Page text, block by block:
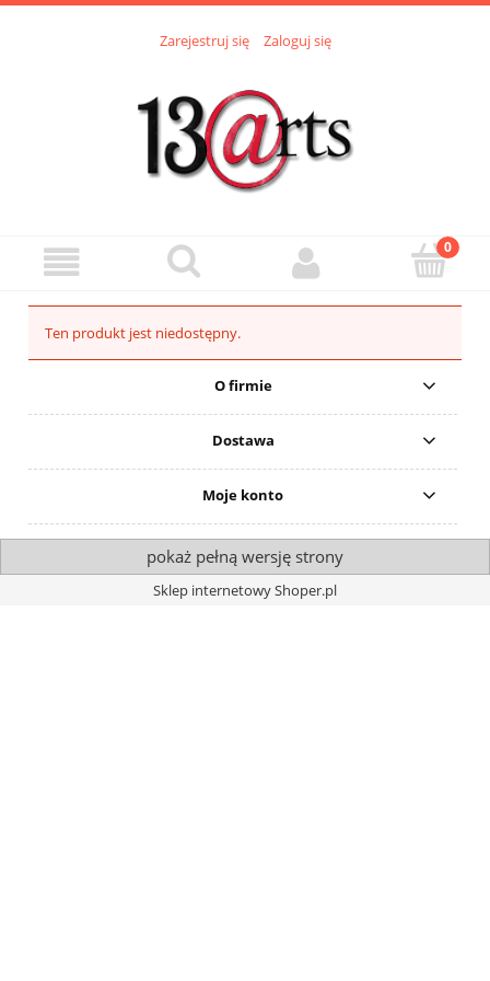
Zarejestruj się Zaloguj się
Ten produkt jest niedostępny.
O firmie
Dostawa
Moje konto
pokaż pełną wersję strony
Sklep internetowy Shoper.pl